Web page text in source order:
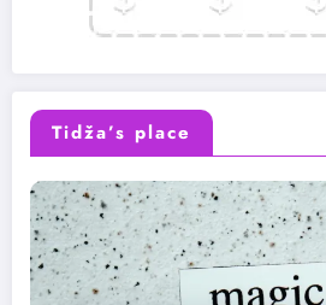
Tidža’s place